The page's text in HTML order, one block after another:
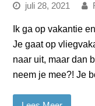
juli 28, 2021
Ik ga op vakantie
Je gaat op
naar uit, maar dan
neem je mee?! Je